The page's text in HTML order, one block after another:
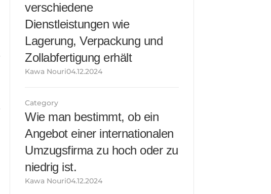
verschiedene
Dienstleistungen wie
Lagerung, Verpackung und
Zollabfertigung erhält
Kawa Nouri04.12.2024
Category
Wie man bestimmt, ob ein
Angebot einer internationalen
Umzugsfirma zu hoch oder zu
niedrig ist.
Kawa Nouri04.12.2024